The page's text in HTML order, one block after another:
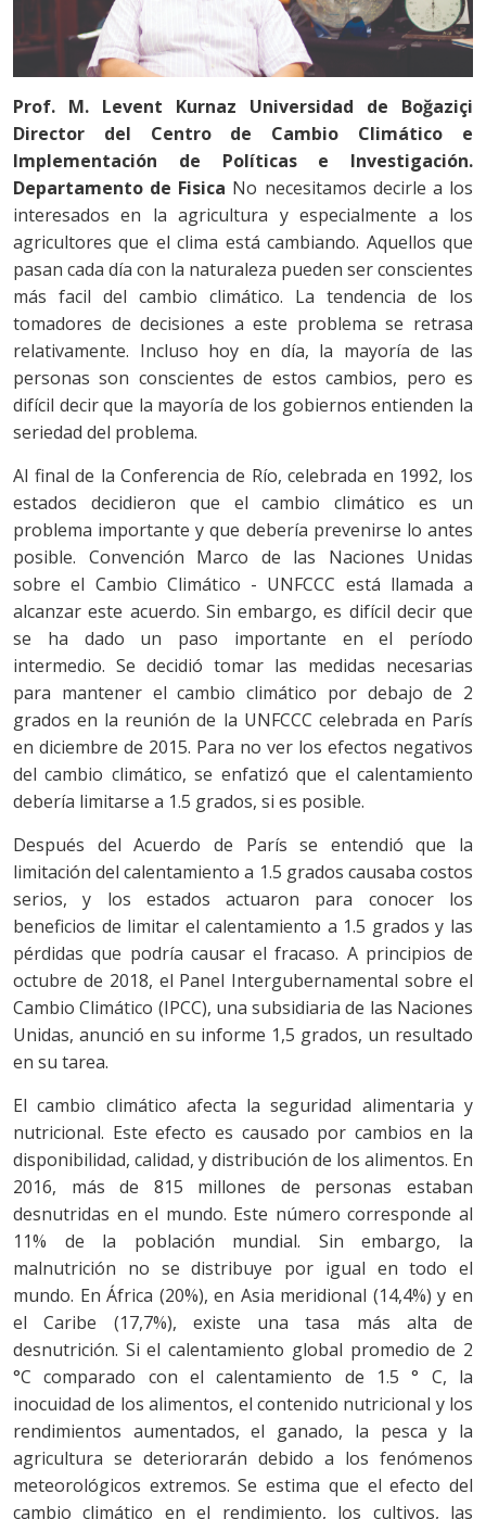
Prof. M. Levent Kurnaz
Universidad de Boğaziçi
Director del Centro de Cambio Climático e
Implementación de Políticas e Investigación.
Departamento de Fisica No necesitamos decirle a los
interesados en la agricultura y especialmente a los
agricultores que el clima está cambiando. Aquellos que
pasan cada día con la naturaleza pueden ser conscientes
más facil del cambio climático. La tendencia de los
tomadores de decisiones a este problema se retrasa
relativamente. Incluso hoy en día, la mayoría de las
personas son conscientes de estos cambios, pero es
difícil decir que la mayoría de los gobiernos entienden la
seriedad del problema.
Al final de la Conferencia de Río, celebrada en 1992, los
estados decidieron que el cambio climático es un
problema importante y que debería prevenirse lo antes
posible. Convención Marco de las Naciones Unidas
sobre el Cambio Climático - UNFCCC está llamada a
alcanzar este acuerdo. Sin embargo, es difícil decir que
se ha dado un paso importante en el período
intermedio. Se decidió tomar las medidas necesarias
para mantener el cambio climático por debajo de 2
grados en la reunión de la UNFCCC celebrada en París
en diciembre de 2015. Para no ver los efectos negativos
del cambio climático, se enfatizó que el calentamiento
debería limitarse a 1.5 grados, si es posible.
Después del Acuerdo de París se entendió que la
limitación del calentamiento a 1.5 grados causaba costos
serios, y los estados actuaron para conocer los
beneficios de limitar el calentamiento a 1.5 grados y las
pérdidas que podría causar el fracaso. A principios de
octubre de 2018, el Panel Intergubernamental sobre el
Cambio Climático (IPCC), una subsidiaria de las Naciones
Unidas, anunció en su informe 1,5 grados, un resultado
en su tarea.
El cambio climático afecta la seguridad alimentaria y
nutricional. Este efecto es causado por cambios en la
disponibilidad, calidad, y distribución de los alimentos. En
2016, más de 815 millones de personas estaban
desnutridas en el mundo. Este número corresponde al
11% de la población mundial. Sin embargo, la
malnutrición no se distribuye por igual en todo el
mundo. En África (20%), en Asia meridional (14,4%) y en
el Caribe (17,7%), existe una tasa más alta de
desnutrición. Si el calentamiento global promedio de 2
°C comparado con el calentamiento de 1.5 ° C, la
inocuidad de los alimentos, el contenido nutricional y los
rendimientos aumentados, el ganado, la pesca y la
agricultura se deteriorarán debido a los fenómenos
meteorológicos extremos. Se estima que el efecto del
cambio climático en el rendimiento, los cultivos, las